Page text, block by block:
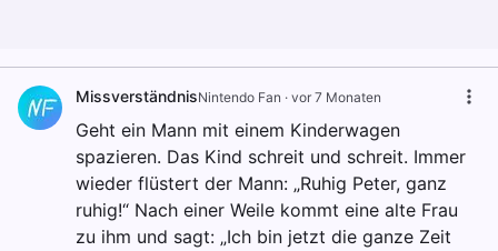
MissverständnisNintendo Fan · vor 7 Monaten
Geht ein Mann mit einem Kinderwagen
spazieren. Das Kind schreit und schreit. Immer
wieder flüstert der Mann: „Ruhig Peter, ganz
ruhig!“ Nach einer Weile kommt eine alte Frau
zu ihm und sagt: „Ich bin jetzt die ganze Zeit